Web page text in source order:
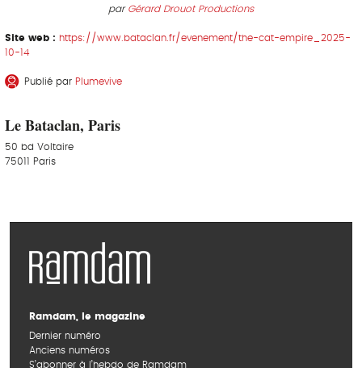
par Gérard Drouot Productions
Site web : https://www.bataclan.fr/evenement/the-cat-empire_2025-
10-14
Publié par Plumevive
Le Bataclan, Paris
50 bd Voltaire
75011 Paris
Ramdam, le magazine
Dernier numéro
Anciens numéros
S’abonner à l’hebdo de Ramdam